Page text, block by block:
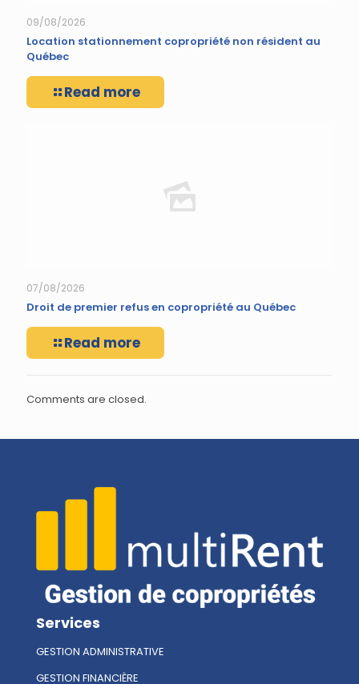
09/08/2026
Location stationnement copropriété non résident au
Québec
Read more
07/08/2026
Droit de premier refus en copropriété au Québec
Read more
Comments are closed.
Services
GESTION ADMINISTRATIVE
GESTION FINANCIÈRE